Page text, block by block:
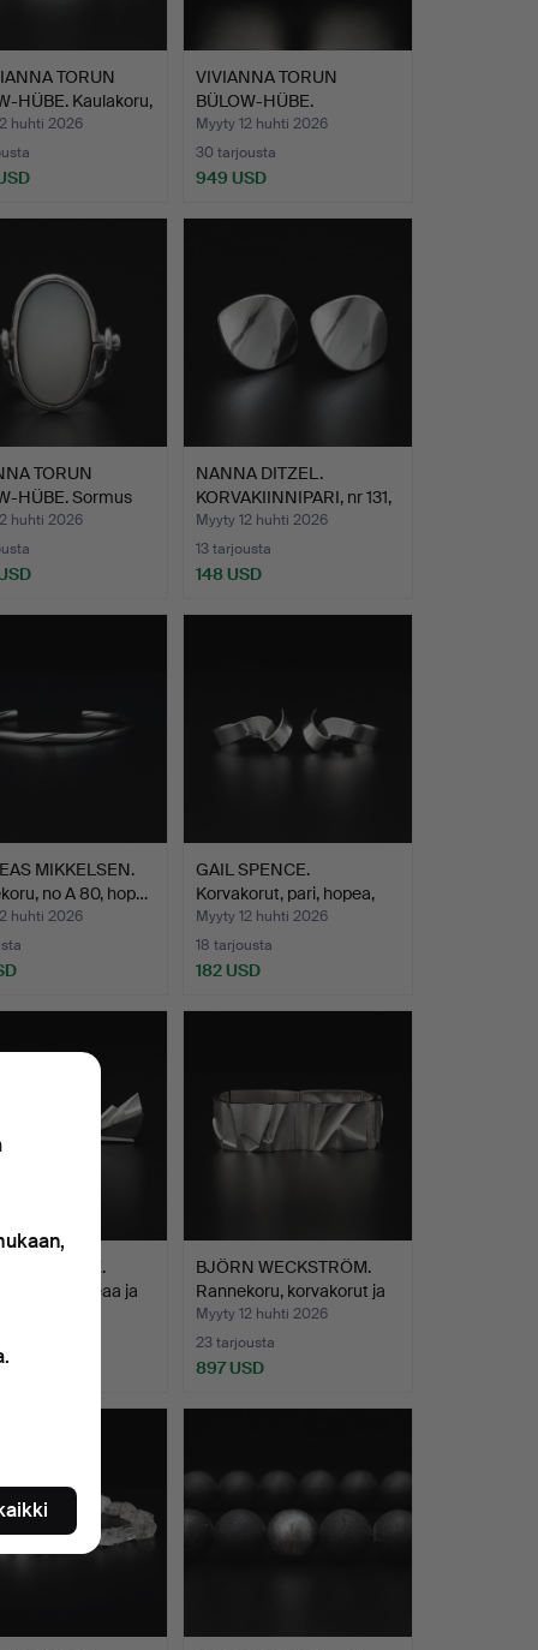
TORUN
HÜBE. Kaulakoru,
huhti 2026
VIVIANNA TORUN
BÜLOW-HÜBE.
KORVAKORUT, ”Pä…
Myyty 12 huhti 2026
30 tarjousta
949 USD
TORUN
HÜBE. Sormus
j…huhti 2026
NANNA DITZEL.
KORVAKIINNIPARI, nr 131,
hop…
Myyty 12 huhti 2026
13 tarjousta
148 USD
MIKKELSEN.
no A 80, hop…
huhti 2026
GAIL SPENCE.
Korvakorut, pari, hopea,
Geor…
Myyty 12 huhti 2026
18 tarjousta
182 USD
POPOVITZ.
hopeaa ja
BJÖRN WECKSTRÖM.
Rannekoru, korvakorut ja
…
Myyty 12 huhti 2026
23 tarjousta
897 USD